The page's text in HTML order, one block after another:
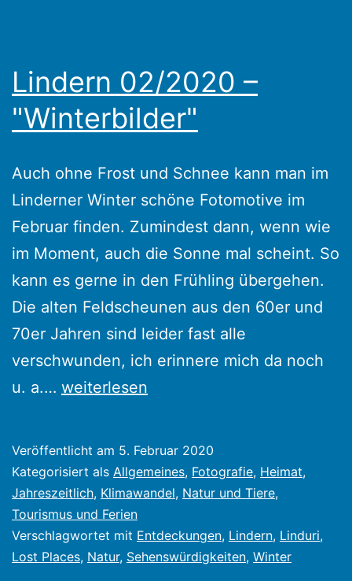
Lindern 02/2020 –
"Winterbilder"
Auch ohne Frost und Schnee kann man im
Linderner Winter schöne Fotomotive im
Februar finden. Zumindest dann, wenn wie
im Moment, auch die Sonne mal scheint. So
kann es gerne in den Frühling übergehen.
Die alten Feldscheunen aus den 60er und
70er Jahren sind leider fast alle
verschwunden, ich erinnere mich da noch
u. a.… Lindern
"Winterbilder"
weiterlesen
Veröffentlicht am 5. Februar 2020
Kategorisiert als Allgemeines, Fotografie, Heimat,
Jahreszeitlich, Klimawandel, Natur und Tiere,
Tourismus und Ferien
Verschlagwortet mit Entdeckungen, Lindern, Linduri,
Lost Places, Natur, Sehenswürdigkeiten, Winter